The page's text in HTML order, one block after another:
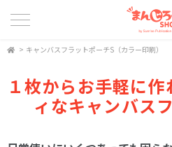
> キャンバスフラットポーチS（カラー印刷）
１枚からお手軽に
ィなキャンバス